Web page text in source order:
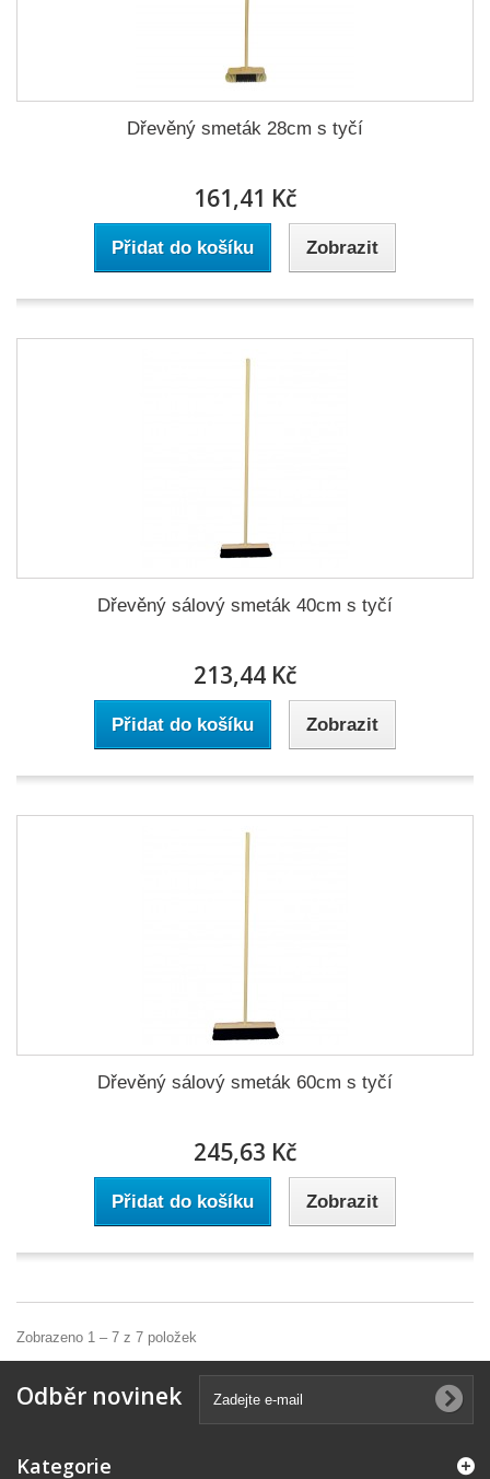
Dřevěný smeták 28cm s tyčí
161,41 Kč
Přidat do košíku Zobrazit
Dřevěný sálový smeták 40cm s tyčí
213,44 Kč
Přidat do košíku Zobrazit
Dřevěný sálový smeták 60cm s tyčí
245,63 Kč
Přidat do košíku Zobrazit
Zobrazeno 1 – 7 z 7 položek
Odběr novinek
Kategorie